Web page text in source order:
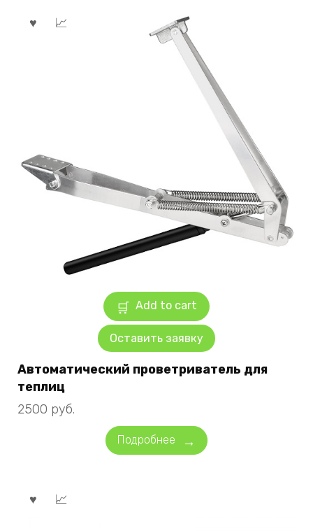
Add to cart
Оставить заявку
Автоматический проветриватель для
теплиц
2500 руб.
Подробнее